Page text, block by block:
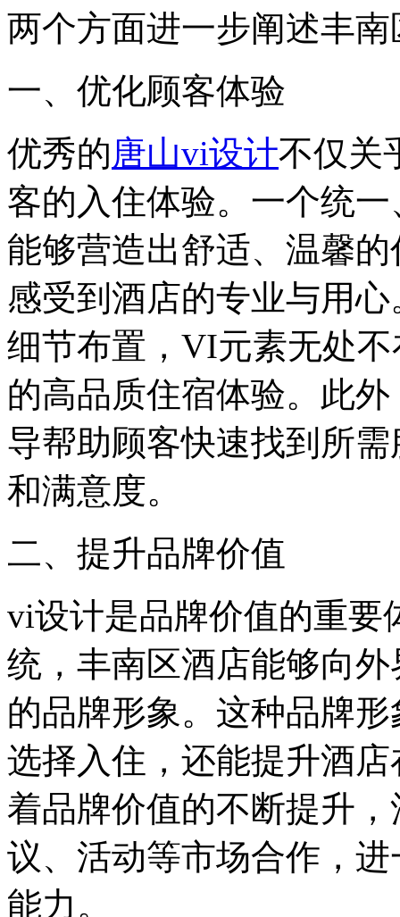
两个方面进一步阐述丰
一、优化顾客体验
优秀的唐山vi设计不仅关
客的入住体验。一个统
能够营造出舒适、温馨
感受到酒店的专业与用
细节布置，VI元素无处
的高品质住宿体验。此
导帮助顾客快速找到所
和满意度。
二、提升品牌价值
vi设计是品牌价值的重要
统，丰南区酒店能够向
的品牌形象。这种品牌
选择入住，还能提升酒
着品牌价值的不断提升
议、活动等市场合作，
能力。